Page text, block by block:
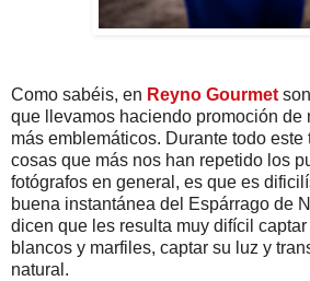
Como sabéis, en Reyno Gourmet
que llevamos haciendo promoción de
más emblemáticos. Durante todo
cosas que más nos han repetido los
fotógrafos en general, es que es
buena instantánea del Espárrago de
dicen que les resulta muy difícil
blancos y marfiles, captar su luz y
natural.